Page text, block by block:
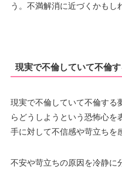
う。不満解消に近づくかもし
現実で不倫していて不倫
現実で不倫していて不倫する
らどうしようという恐怖心を
手に対して不信感や苛立ちを
不安や苛立ちの原因を冷静に